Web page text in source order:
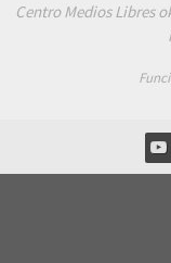
Centro Medios Libres